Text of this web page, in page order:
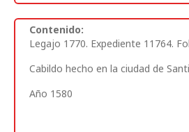
Contenido:
Legajo 1770. Expediente 11764.
Cabildo hecho en la ciudad de
Año 1580